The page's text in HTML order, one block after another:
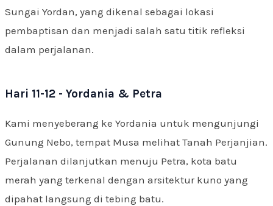
Sungai Yordan, yang dikenal sebagai lokasi
pembaptisan dan menjadi salah satu titik refleksi
dalam perjalanan.
Hari 11-12 - Yordania & Petra
Kami menyeberang ke Yordania untuk mengunjungi
Gunung Nebo, tempat Musa melihat Tanah Perjanjian.
Perjalanan dilanjutkan menuju Petra, kota batu
merah yang terkenal dengan arsitektur kuno yang
dipahat langsung di tebing batu.